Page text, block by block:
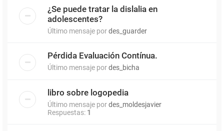
¿Se puede tratar la dislalia en
adolescentes?
Último mensaje pordes_guarder
Pérdida Evaluación Contínua.
Último mensaje pordes_bicha
libro sobre logopedia
Último mensaje pordes_moldesjavier
Respuestas: 1